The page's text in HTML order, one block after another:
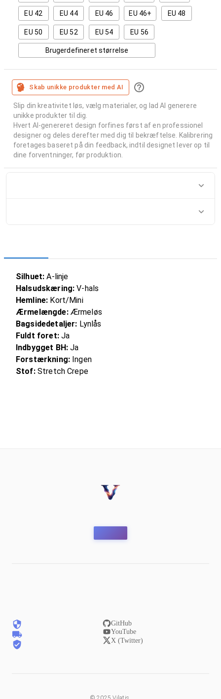
EU 42 EU 44 EU 46 EU 46+ EU 48
EU 50 EU 52 EU 54 EU 56
Brugerdefineret størrelse
Skab unikke produkter med AI
Slip din kreativitet løs, vælg materialer, og lad AI generere
unikke produkter til dig.
Hvert AI-genereret design forfines først af en professionel
designer og deles derefter med dig til bekræftelse. Kalibrering
foretages baseret på din feedback, indtil designet lever op til
dine forventninger, før produktion.
Silhuet: A-linje
Halsudskæring: V-hals
Hemline: Kort/Mini
Ærmelængde:Ærmeløs
Bagsidedetaljer: Lynlås
Fuldt foret:Ja
Indbygget BH:Ja
Forstærkning:Ingen
Stof:Stretch Crepe
GitHub
YouTube
X (Twitter)